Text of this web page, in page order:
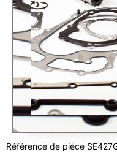
Référence de pièce